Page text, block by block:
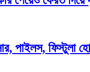
পাইলস, ফিস্টুলা